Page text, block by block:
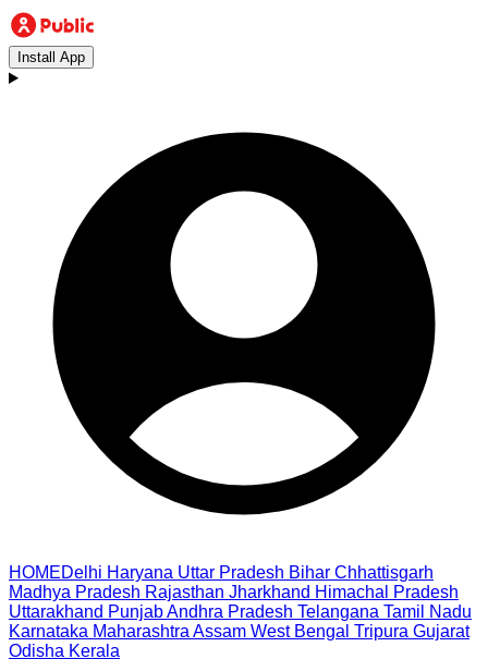
Install App
HOMEDelhi Haryana Uttar Pradesh Bihar Chhattisgarh
Madhya Pradesh Rajasthan Jharkhand Himachal Pradesh
Uttarakhand PunjabAndhra Pradesh Telangana Tamil Nadu
Karnataka Maharashtra Assam West Bengal Tripura Gujarat
Odisha Kerala